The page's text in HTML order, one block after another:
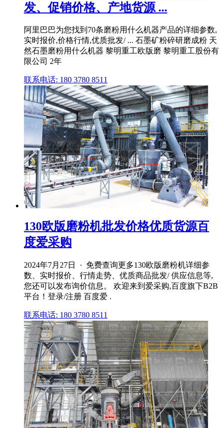
发、促销价格、产地货源 ...
阿里巴巴为您找到70条磨粉用什么机器产品的详细参数,
实时报价,价格行情,优质批发/ ... 石墨矿粉碎研磨成粉 天
然石墨磨粉用什么机器 黎明重工欧版磨 黎明重工股份有
限公司 2年
联系电话: 180 3780 8511
130欧版磨粉机批发价格优质货源百
度爱采购
2024年7月27日 · 免费查询更多130欧版磨粉机详细参
数、实时报价、行情走势、优质商品批发/ 供应信息等,
您还可以发布询价信息。 欢迎来到爱采购,百度旗下B2B
平台！登录/注册 百度爱 .
联系电话: 180 3780 8511